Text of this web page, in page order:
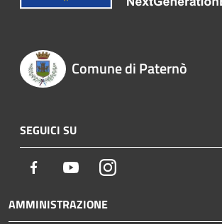
Comune di Paternò
SEGUICI SU
Facebook YoutubeInstagram
AMMINISTRAZIONE